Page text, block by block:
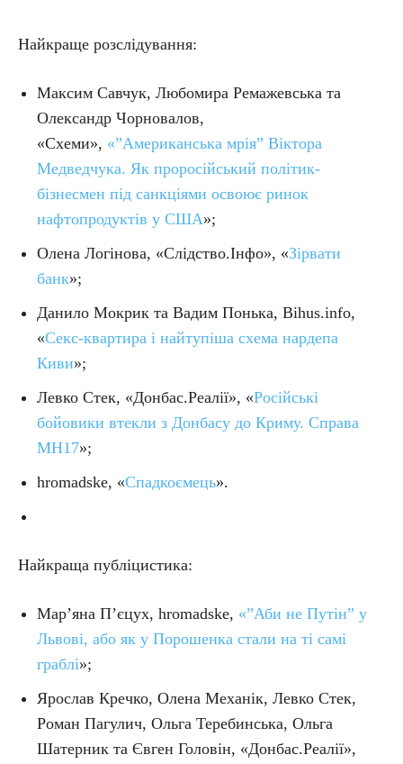
Найкраще розслідування:
Максим Савчук, Любомира Ремажевська та
Олександр Чорновалов,
«Схеми», «”Американська мрія” Віктора
Медведчука. Як проросійський політик-
бізнесмен під санкціями освоює ринок
нафтопродуктів у США»;
Олена Логінова, «Слідство.Інфо», «Зірвати
банк»;
Данило Мокрик та Вадим Понька, Bihus.info,
«Секс-квартира і найтупіша схема нардепа
Киви»;
Левко Стек, «Донбас.Реалії», «Російські
бойовики втекли з Донбасу до Криму. Справа
МН17»;
hromadske, «Спадкоємець».
Найкраща публіцистика:
Мар’яна П’єцух, hromadske, «”Аби не Путін” у
Львові, або як у Порошенка стали на ті самі
граблі»;
Ярослав Кречко, Олена Механік, Левко Стек,
Роман Пагулич, Ольга Теребинська, Ольга
Шатерник та Євген Головін, «Донбас.Реалії»,